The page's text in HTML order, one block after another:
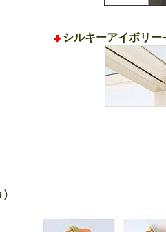
シルキーアイボリー